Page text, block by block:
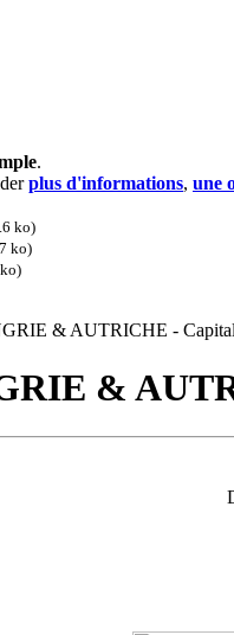
.
plus d'informations, une
ko)
ko)
& AUTRICHE -
&